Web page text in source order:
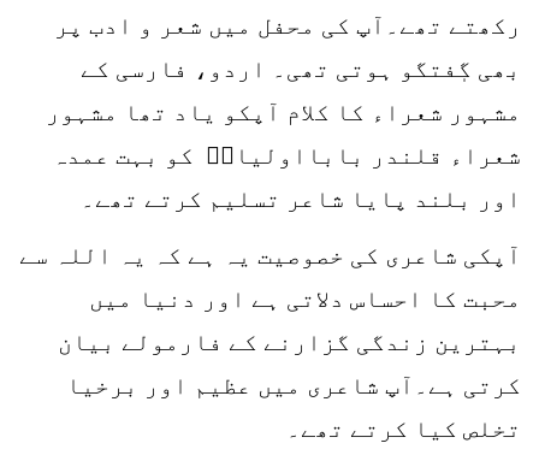
رکھتے تھے۔آپ کی محفل میں شعر و ادب پر
بھی گٖفتگو ہوتی تھی۔ اردو، فارسی کے
مشہور شعراء کا کلام آپکو یاد تھا مشہور
شعراء قلندر بابااولیاءؒ کو بہت عمدہ
اور بلند پایا شاعر تسلیم کرتے تھے۔
آپکی شاعری کی خصوصیت یہ ہے کہ یہ اللہ سے
محبت کا احساس دلاتی ہے اور دنیا میں
بہترین زندگی گزارنے کے فارمولے بیان
کرتی ہے۔آپ شاعری میں عظیم اور برخیا
تخلص کیا کرتے تھے۔